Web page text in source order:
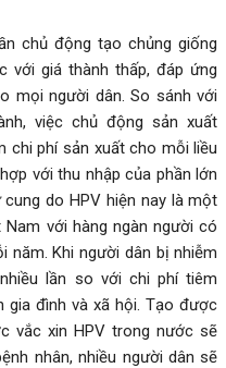
chủ động tạo chủng giống
với giá thành thấp, đáp ứng
mọi người dân. So sánh với
việc chủ động sản xuất
chi phí sản xuất cho mỗi liều
với thu nhập của phần lớn
do HPV hiện nay là một
với hàng ngàn người có
năm. Khi người dân bị nhiễm
lần so với chi phí tiêm
gia đình và xã hội. Tạo được
vắc xin HPV trong nước sẽ
nhân, nhiều người dân sẽ